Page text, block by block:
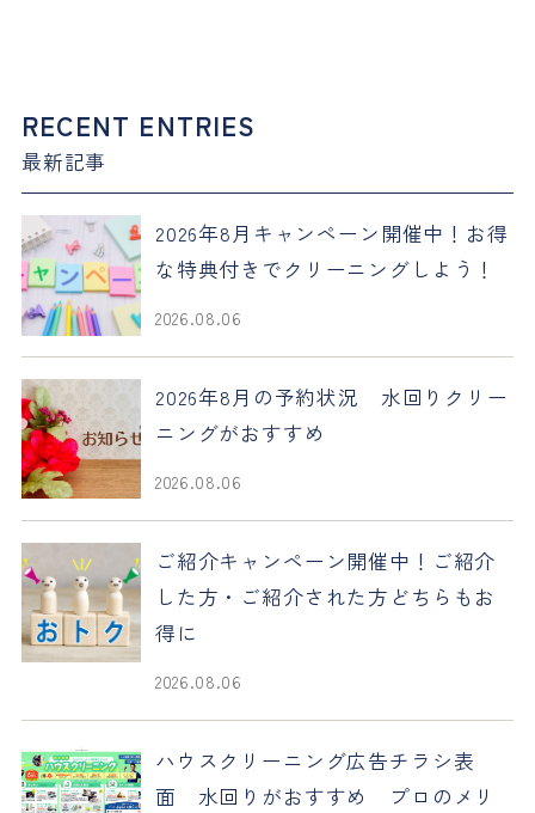
RECENT ENTRIES
最新記事
2026年8月キャンペーン開催中！お得
な特典付きでクリーニングしよう！
2026.08.06
2026年8月の予約状況 水回りクリー
ニングがおすすめ
2026.08.06
ご紹介キャンペーン開催中！ご紹介
した方・ご紹介された方どちらもお
得に
2026.08.06
ハウスクリーニング広告チラシ表
面 水回りがおすすめ プロのメリ